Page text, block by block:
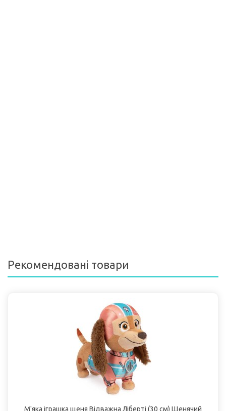
Рекомендовані товари
М'яка іграшка щеня Відважна Ліберті (30 см) Щенячий